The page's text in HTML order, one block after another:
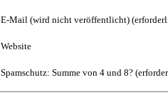
E-Mail (wird nicht veröffentlicht)
Website
Spamschutz: Summe von 4 und 8?